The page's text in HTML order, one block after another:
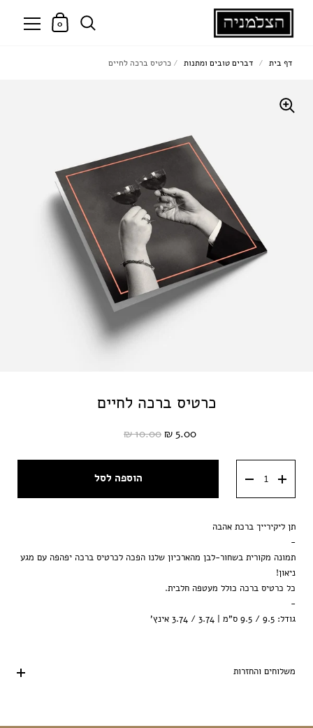
0
כרטיס ברכה לחיים
5.00 ₪
10.00 ₪
הוספה לסל
תן ליקירייך ברכת אהבה
-
תמונה מקורית בשחור-לבן מהארכיון שלנו הפכה לכרטיס ברכה יפהפה עם מגע
ניאון!
כל כרטיס ברכה כולל מעטפה חלבית.
-
גודל: 9.5 / 9.5 ס"מ | 3.74 / 3.74 אינץ'
משלוחים והחזרות
דף בית / דברים טובים ומתנות / כרטיס ברכה לחיים